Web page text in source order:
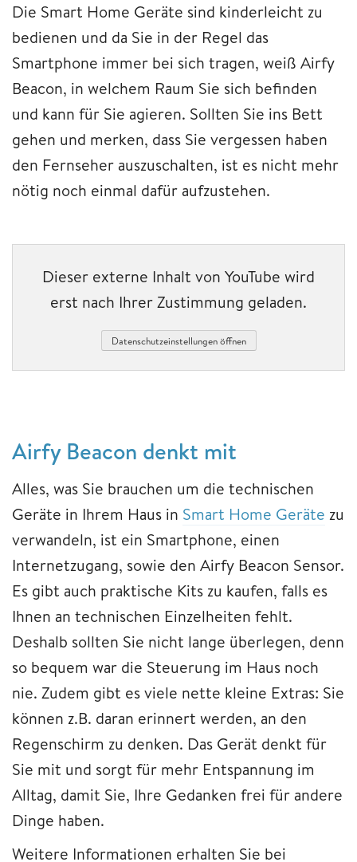
Die Smart Home Geräte sind kinderleicht zu
bedienen und da Sie in der Regel das
Smartphone immer bei sich tragen, weiß Airfy
Beacon, in welchem Raum Sie sich befinden
und kann für Sie agieren. Sollten Sie ins Bett
gehen und merken, dass Sie vergessen haben
den Fernseher auszuschalten, ist es nicht mehr
nötig noch einmal dafür aufzustehen.
Dieser externe Inhalt von YouTube wird
erst nach Ihrer Zustimmung geladen.
Datenschutzeinstellungen öffnen
Airfy Beacon denkt mit
Alles, was Sie brauchen um die technischen
Geräte in Ihrem Haus in Smart Home Geräte zu
verwandeln, ist ein Smartphone, einen
Internetzugang, sowie den Airfy Beacon Sensor.
Es gibt auch praktische Kits zu kaufen, falls es
Ihnen an technischen Einzelheiten fehlt.
Deshalb sollten Sie nicht lange überlegen, denn
so bequem war die Steuerung im Haus noch
nie. Zudem gibt es viele nette kleine Extras: Sie
können z.B. daran erinnert werden, an den
Regenschirm zu denken. Das Gerät denkt für
Sie mit und sorgt für mehr Entspannung im
Alltag, damit Sie, Ihre Gedanken frei für andere
Dinge haben.
Weitere Informationen erhalten Sie bei